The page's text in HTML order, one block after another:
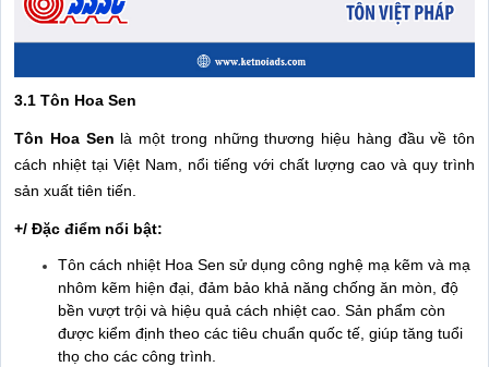
3.1 Tôn Hoa Sen
Tôn Hoa Sen là một trong những thương hiệu hàng đầu về tôn
cách nhiệt tại Việt Nam, nổi tiếng với chất lượng cao và quy trình
sản xuất tiên tiến.
+/ Đặc điểm nổi bật:
Tôn cách nhiệt Hoa Sen sử dụng công nghệ mạ kẽm và mạ
nhôm kẽm hiện đại, đảm bảo khả năng chống ăn mòn, độ
bền vượt trội và hiệu quả cách nhiệt cao. Sản phẩm còn
được kiểm định theo các tiêu chuẩn quốc tế, giúp tăng tuổi
thọ cho các công trình.